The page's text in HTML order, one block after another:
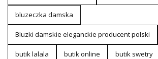
bluzeczka damska
Bluzki damskie eleganckie producent polski
butik lalala butik online butik swetry